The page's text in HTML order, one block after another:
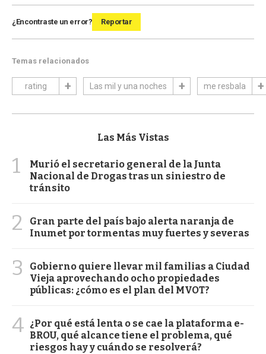
¿Encontraste un error? Reportar
Temas relacionados
rating Las mil y una noches me resbala
Las Más Vistas
1
Murió el secretario general de la Junta
Nacional de Drogas tras un siniestro de
tránsito
2
Gran parte del país bajo alerta naranja de
Inumet por tormentas muy fuertes y severas
3
Gobierno quiere llevar mil familias a Ciudad
Vieja aprovechando ocho propiedades
públicas: ¿cómo es el plan del MVOT?
4 ¿Por qué está lenta o se cae la plataforma e-
BROU, qué alcance tiene el problema, qué
riesgos hay y cuándo se resolverá?